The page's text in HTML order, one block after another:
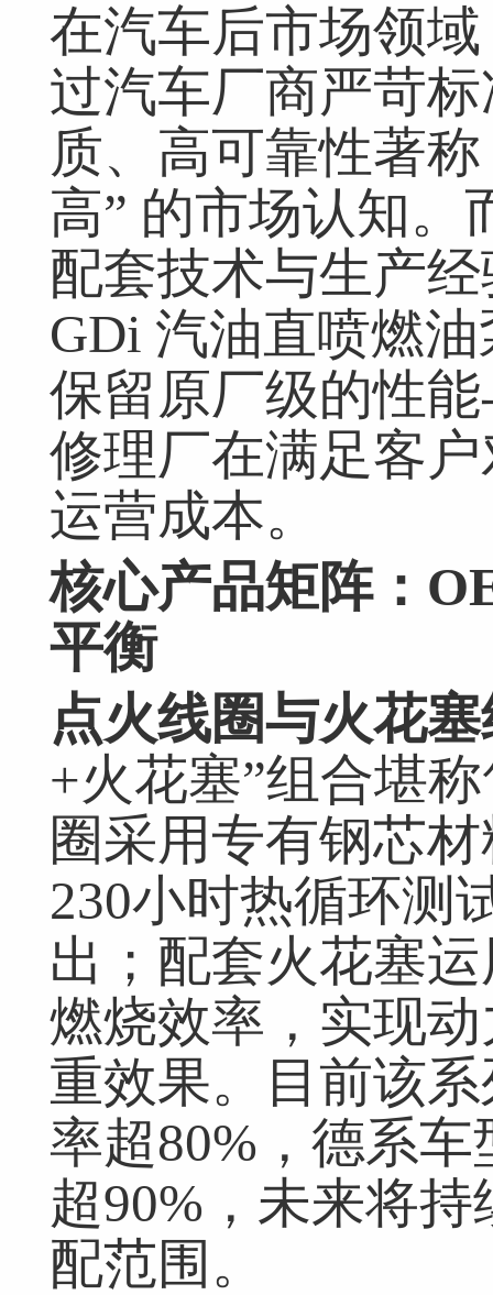
在汽车后市场领
过汽车厂商严苛
质、高可靠性著
高” 的市场认知。
配套技术与生产
GDi 汽油直喷燃
保留原厂级的性
修理厂在满足客
运营成本。
核心产品矩阵：
平衡
点火线圈与火花
+火花塞”组合堪
圈采用专有钢芯
230小时热循环测
出；配套火花塞
燃烧效率，实现
重效果。目前该
率超80%，德系
超90%，未来将
配范围。